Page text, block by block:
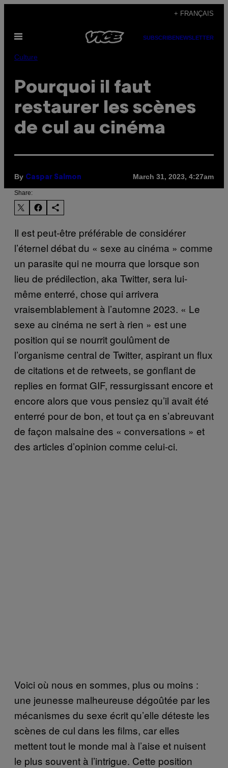
content
+ FRANÇAIS
Open
SUBSCRIBENEWSLETTER
Culture
Pourquoi il faut
restaurer les scènes
de cul au cinéma
By Caspar Salmon March 31, 2023, 4:27am
Share:
Il est peut-être préférable de considérer
l’éternel débat du « sexe au cinéma » comme
un parasite qui ne mourra que lorsque son
lieu de prédilection, aka Twitter, sera lui-
même enterré, chose qui arrivera
vraisemblablement à l’automne 2023. « Le
sexe au cinéma ne sert à rien » est une
position qui se nourrit goulûment de
l’organisme central de Twitter, aspirant un flux
de citations et de retweets, se gonflant de
replies en format GIF, ressurgissant encore et
encore alors que vous pensiez qu’il avait été
enterré pour de bon, et tout ça en s’abreuvant
de façon malsaine des « conversations » et
des articles d’opinion comme celui-ci.
Voici où nous en sommes, plus ou moins :
une jeunesse malheureuse dégoûtée par les
mécanismes du sexe écrit qu’elle déteste les
scènes de cul dans les films, car elles
mettent tout le monde mal à l’aise et nuisent
le plus souvent à l’intrigue. Cette position